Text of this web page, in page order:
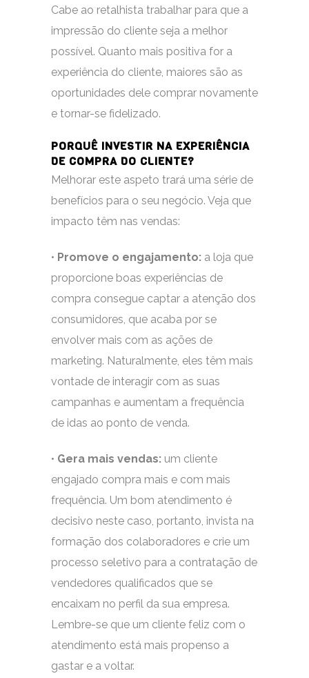
Cabe ao retalhista trabalhar para que a
impressão do cliente seja a melhor
possível. Quanto mais positiva for a
experiência do cliente, maiores são as
oportunidades dele comprar novamente
e tornar-se fidelizado.
PORQUÊ INVESTIR NA EXPERIÊNCIA
DE COMPRA DO CLIENTE?
Melhorar este aspeto trará uma série de
benefícios para o seu negócio. Veja que
impacto têm nas vendas:
• Promove o engajamento: a loja que
proporcione boas experiências de
compra consegue captar a atenção dos
consumidores, que acaba por se
envolver mais com as ações de
marketing. Naturalmente, eles têm mais
vontade de interagir com as suas
campanhas e aumentam a frequência
de idas ao ponto de venda.
• Gera mais vendas: um cliente
engajado compra mais e com mais
frequência. Um bom atendimento é
decisivo neste caso, portanto, invista na
formação dos colaboradores e crie um
processo seletivo para a contratação de
vendedores qualificados que se
encaixam no perfil da sua empresa.
Lembre-se que um cliente feliz com o
atendimento está mais propenso a
gastar e a voltar.